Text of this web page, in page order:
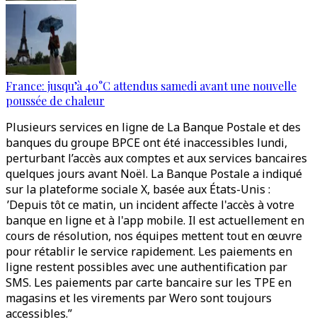
France: jusqu’à 40°C attendus samedi avant une nouvelle
poussée de chaleur
Plusieurs services en ligne de La Banque Postale et des
banques du groupe BPCE ont été inaccessibles lundi,
perturbant l’accès aux comptes et aux services bancaires
quelques jours avant Noël. La Banque Postale a indiqué
sur la plateforme sociale X, basée aux États-Unis :
’Depuis tôt ce matin, un incident affecte l'accès à votre
banque en ligne et à l'app mobile. Il est actuellement en
cours de résolution, nos équipes mettent tout en œuvre
pour rétablir le service rapidement. Les paiements en
ligne restent possibles avec une authentification par
SMS. Les paiements par carte bancaire sur les TPE en
magasins et les virements par Wero sont toujours
accessibles.”